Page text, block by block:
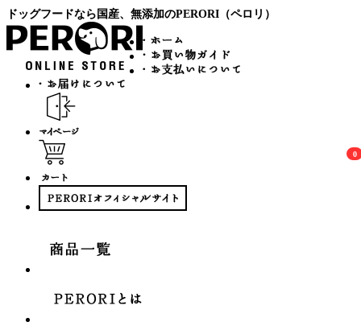
ドッグフードなら国産、無添加のPERORI（ペロリ）
0